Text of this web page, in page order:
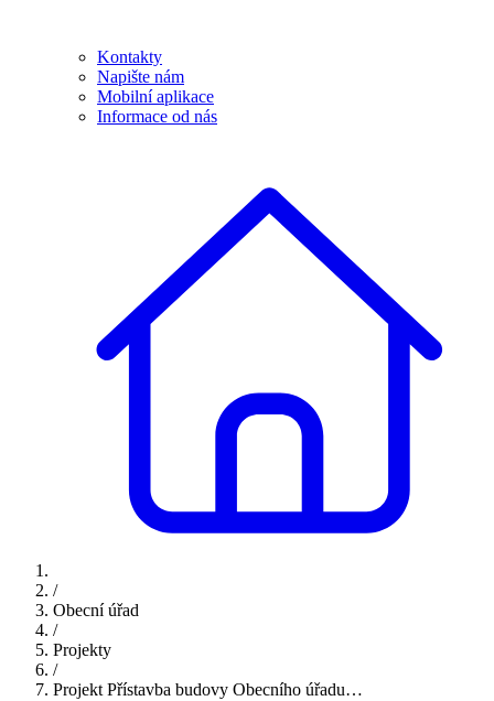
Kontakty
Napište nám
Mobilní aplikace
Informace od nás
/
Obecní úřad
/
Projekty
/
Projekt Přístavba budovy Obecního úřadu…